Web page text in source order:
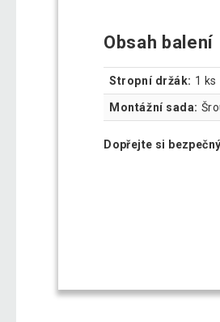
Obsah balení
Stropní držák: 1 ks
Montážní sada:
Dopřejte si